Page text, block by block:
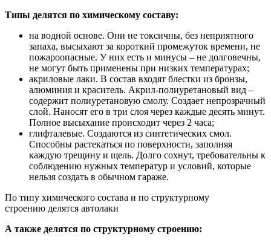
Типы делятся по химическому составу:
на водной основе. Они не токсичны, без неприятного
запаха, высыхают за короткий промежуток времени, не
пожароопасные. У них есть и минусы – не долговечны,
не могут быть применены при низких температурах;
акриловые лаки. В состав входят блестки из бронзы,
алюминия и краситель. Акрил-полиуретановый вид –
содержит полиуретановую смолу. Создает непрозрачный
слой. Наносят его в три слоя через каждые десять минут.
Полное высыхание происходит через 2 часа;
глифталевые. Создаются из синтетических смол.
Способны растекаться по поверхности, заполняя
каждую трещину и щель. Долго сохнут, требовательны к
соблюдению нужных температур и условий, которые
нельзя создать в обычном гараже.
По типу химического состава и по структурному
строению делятся автолаки
А также делятся по структурному строению: